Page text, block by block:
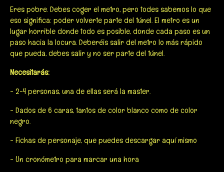
Eres pobre. Debes coger el metro, pero todes sabemos lo que
eso significa: poder volverte parte del túnel. El metro es un
lugar horrible donde todo es posible, donde cada paso es un
paso hacia la locura. Deberéis salir del metro lo más rápido
que pueda, debes salir y no ser parte del túnel.
Necesitarás:
- 2-4 personas, una de ellas será la master.
- Dados de 6 caras, tantos de color blanco como de color
negro.
- Fichas de personaje, que puedes descargar aquí mismo
- Un cronómetro para marcar una hora